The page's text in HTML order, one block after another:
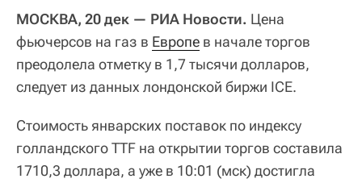
МОСКВА, 20 дек — РИА Новости. Цена
фьючерсов на газ в Европе в начале торгов
преодолела отметку в 1,7 тысячи долларов,
следует из данных лондонской биржи ICE.
Стоимость январских поставок по индексу
голландского TTF на открытии торгов составила
1710,3 доллара, а уже в 10:01 (мск) достигла